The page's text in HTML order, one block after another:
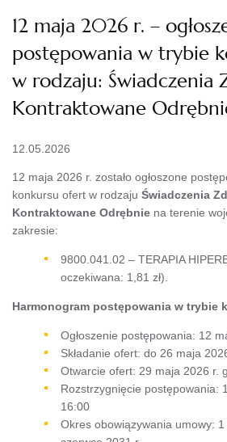
12 maja 2026 r. –
postępowania w trybie
w rodzaju: Świadczenia
Kontraktowane
12.05.2026
12 maja 2026 r. zostało ogłoszone
konkursu ofert w rodzaju Świadczenia
Kontraktowane Odrębnie na terenie
zakresie:
9800.041.02 – TERAPIA
oczekiwana: 1,81 zł).
Harmonogram postępowania w trybie
Ogłoszenie postępowania: 12
Składanie ofert: do 26 maja
Otwarcie ofert: 29 maja 2026 r.
Rozstrzygnięcie postępowania:
16:00
Okres obowiązywania umowy: